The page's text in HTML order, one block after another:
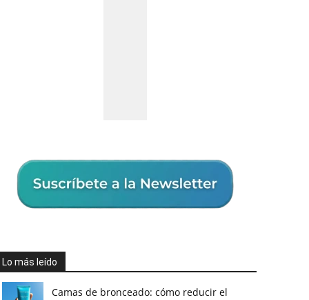
Lo más leído
Camas de bronceado: cómo reducir el